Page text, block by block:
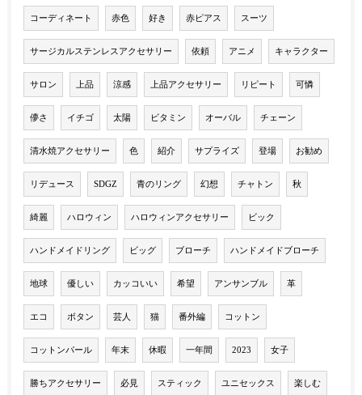
コーディネート 赤色 好き 赤ピアス スーツ
サージカルステンレスアクセサリー 依頼 アニメ キャラクター
サロン 上品 涼感 上品アクセサリー リピート 可憐
儚さ イチゴ 太陽 ビタミン オーバル チェーン
清水焼アクセサリー 色 紹介 サプライズ 登場 お勧め
リデュース SDGZ 青のリング 幻想 チャトン 秋
綺麗 ハロウィン ハロウィンアクセサリー ビック
ハンドメイドリング ビッグ ブローチ ハンドメイドブローチ
地球 優しい カッコいい 希望 アンサンブル 革
エコ ボタン 芸人 猫 番外編 コットン
コットンパール 年末 休暇 一年間 2023 女子
勝ちアクセサリー 必見 スティック ユニセックス 楽しむ